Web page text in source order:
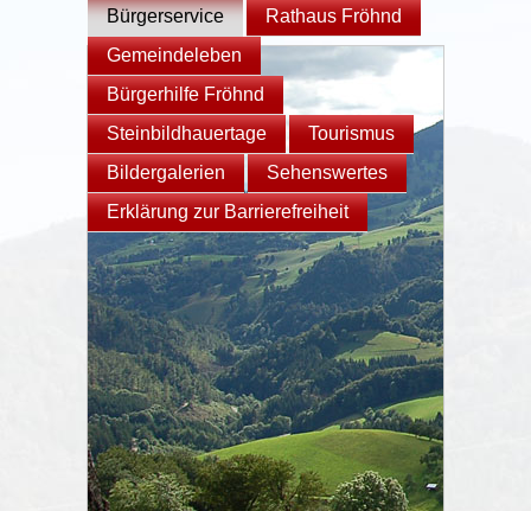
Bürgerservice
Rathaus Fröhnd
Gemeindeleben
Bürgerhilfe Fröhnd
Steinbildhauertage
Tourismus
Bildergalerien
Sehenswertes
Erklärung zur Barrierefreiheit